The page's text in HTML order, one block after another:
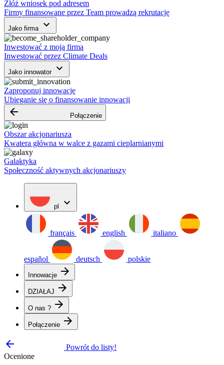
Złóż wniosek pod adresem
Firmy finansowane przez Team prowadzą rekrutację
Jako firma keyboard_arrow_down
Inwestować z moją firmą
Inwestować przez Climate Deals
Jako innowator keyboard_arrow_down
Zaproponuj innowację
Ubieganie się o finansowanie innowacji
arrow_backward Połączenie
Obszar akcjonariusza
Kwatera główna w walce z gazami cieplarnianymi
Galaktyka
Społeczność aktywnych akcjonariuszy
pl expand_more
français english italiano
español deutsch polskie
Innowacje arrow_forward
DZIAŁAJ arrow_forward
O nas ? arrow_forward
Połączenie arrow_forward
arrow_backward
Powrót do listy!
Ocenione